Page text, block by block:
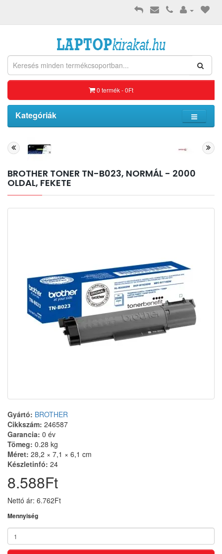
0 termék - 0Ft
Kategóriák
BROTHER TONER TN-B023, NORMÁL - 2000
OLDAL, FEKETE
Gyártó: BROTHER
Cikkszám: 246587
Garancia: 0 év
Tömeg: 0.28 kg
Méret: 28,2 × 7,1 × 6,1 cm
Készletinfó: 24
8.588Ft
Nettó ár: 6.762Ft
Mennyiség